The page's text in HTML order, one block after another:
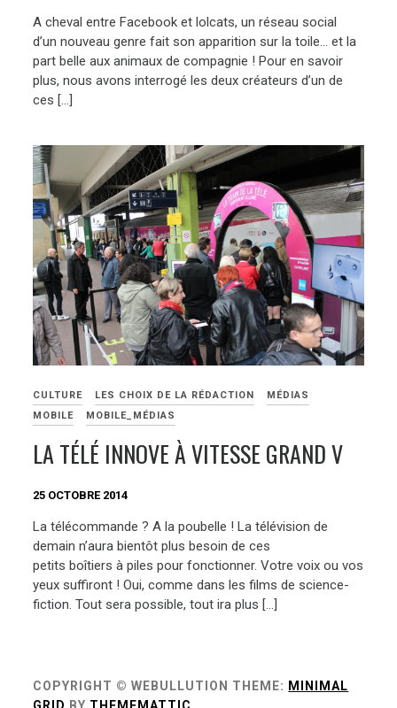
A cheval entre Facebook et lolcats, un réseau social
d’un nouveau genre fait son apparition sur la toile… et la
part belle aux animaux de compagnie ! Pour en savoir
plus, nous avons interrogé les deux créateurs d’un de
ces […]
CULTURE LES CHOIX DE LA RÉDACTION
MÉDIAS
MOBILE
MOBILE_MÉDIAS
LA TÉLÉ INNOVE À VITESSE GRAND V
25 OCTOBRE 2014
La télécommande ? A la poubelle ! La télévision de
demain n’aura bientôt plus besoin de ces
petits boîtiers à piles pour fonctionner. Votre voix ou vos
yeux suffiront ! Oui, comme dans les films de science-
fiction. Tout sera possible, tout ira plus […]
COPYRIGHT © WEBULLUTION THEME: MINIMAL